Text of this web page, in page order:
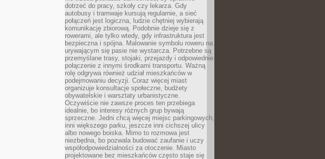
dotrzeć do pracy, szkoły czy lekarza. Gdy
autobusy i tramwaje kursują regularnie, a sieć
połączeń jest logiczna, ludzie chętniej wybierają
komunikację zbiorową. Podobnie dzieje się z
rowerami, ale tylko wtedy, gdy infrastruktura jest
bezpieczna i spójna. Malowanie symbolu roweru na
urywającym się pasie nie wystarcza. Potrzebne są
przemyślane trasy, stojaki, przejazdy i odpowiednie
połączenie z innymi środkami transportu. Ważną
rolę odgrywa również udział mieszkańców w
podejmowaniu decyzji. Coraz więcej miast
organizuje konsultacje społeczne, budżety
obywatelskie i warsztaty urbanistyczne.
Oczywiście nie zawsze proces ten przebiega
idealnie, bo interesy różnych grup bywają
sprzeczne. Jedni chcą więcej miejsc parkingowych,
inni większego parku, jeszcze inni cichszej ulicy
albo nowego boiska. Mimo to rozmowa jest
niezbędna, bo pozwala budować zaufanie i uczy
współodpowiedzialności za otoczenie. Miasto
projektowane bez mieszkańców często staje się